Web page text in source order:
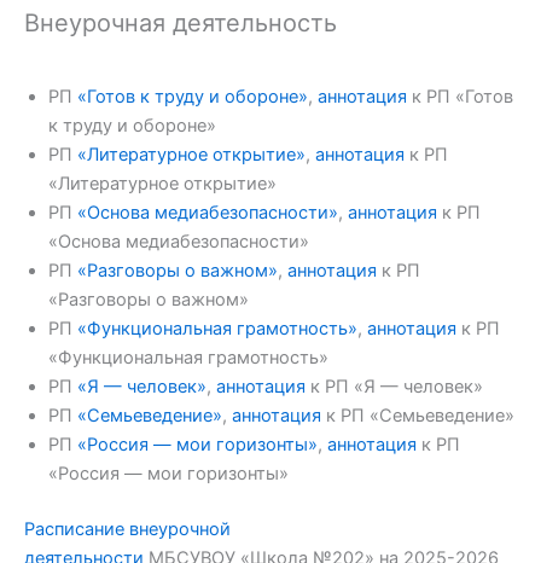
Внеурочная деятельность
РП «Готов к труду и обороне», аннотация к РП «Готов
к труду и обороне»
РП «Литературное открытие», аннотация к РП
«Литературное открытие»
РП «Основа медиабезопасности», аннотация к РП
«Основа медиабезопасности»
РП «Разговоры о важном», аннотация к РП
«Разговоры о важном»
РП «Функциональная грамотность», аннотация к РП
«Функциональная грамотность»
РП «Я — человек», аннотация к РП «Я — человек»
РП «Семьеведение», аннотация к РП «Семьеведение»
РП «Россия — мои горизонты», аннотация к РП
«Россия — мои горизонты»
Расписание внеурочной
деятельности МБСУВОУ «Школа №202» на 2025-2026